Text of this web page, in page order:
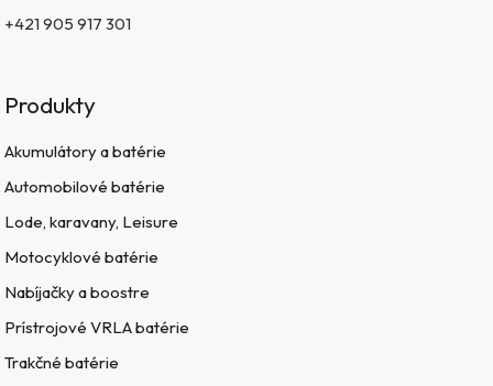
+421 905 917 301
Produkty
Akumulátory a batérie
Automobilové batérie
Lode, karavany, Leisure
Motocyklové batérie
Nabíjačky a boostre
Prístrojové VRLA batérie
Trakčné batérie